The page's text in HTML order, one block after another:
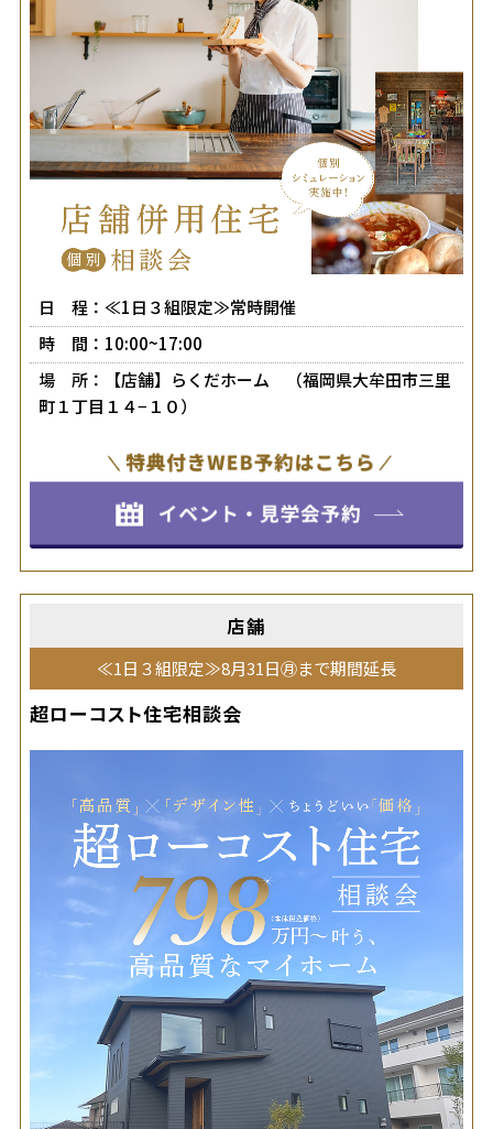
日 程：≪1日３組限定≫常時開催
時 間：10:00~17:00
場 所：【店舗】らくだホーム （福岡県大牟田市三里
町１丁目１４−１０）
店舗
≪1日３組限定≫8月31日㊊まで期間延長
超ローコスト住宅相談会